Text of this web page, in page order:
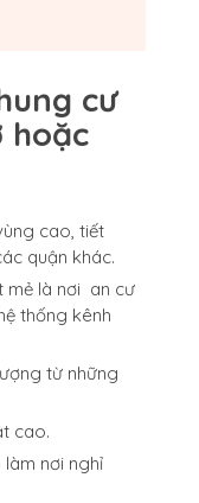
cư
hoặc
cao, tiết
quận khác.
mẻ là nơi an cư
thống kênh
từ những
cao.
nơi nghỉ